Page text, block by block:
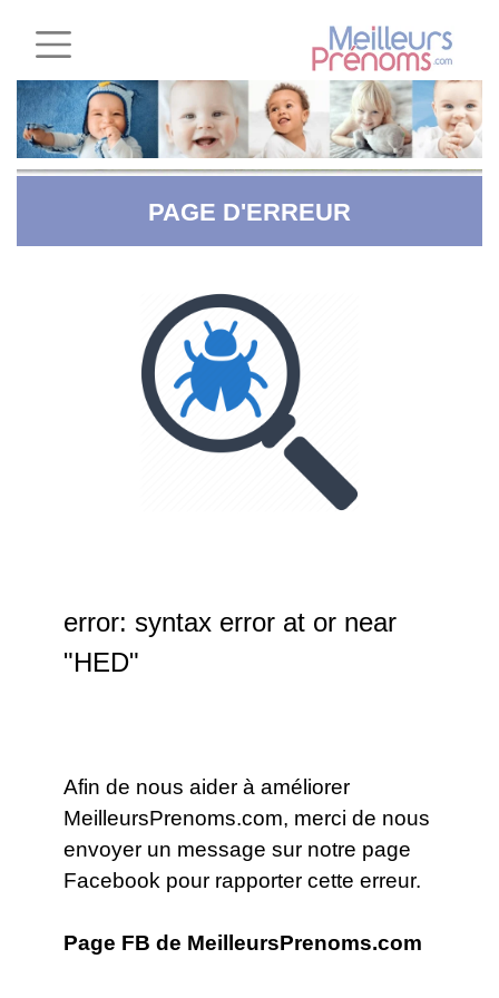
PAGE D'ERREUR
error: syntax error at or near
"HED"
Afin de nous aider à améliorer
MeilleursPrenoms.com, merci de nous
envoyer un message sur notre page
Facebook pour rapporter cette erreur.
Page FB de MeilleursPrenoms.com